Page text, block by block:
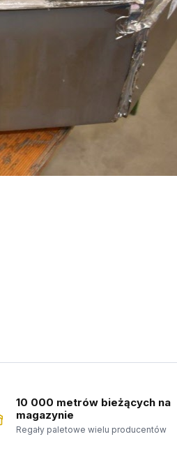
10 000 metrów bieżących na
magazynie
Regały paletowe wielu producentów